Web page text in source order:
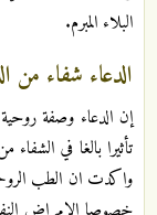
البلاء المبرم.
الدعاء شفاء من
إن الدعاء وصفة
تأثيرا بالغا في
واكدت ان الطب